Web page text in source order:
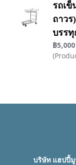
รถเ
ถาวร
บรรทุ
฿5,000
บริษัท แฮปปี้มู